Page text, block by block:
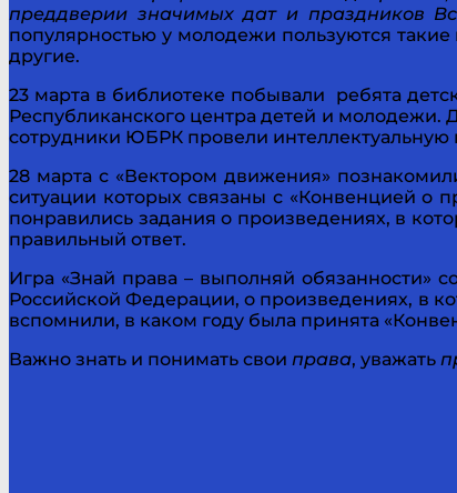
преддверии значимых дат и праздников
популярностью у молодежи пользуются
другие.
23 марта в библиотеке побывали ребята
Республиканского центра детей и молодежи.
сотрудники ЮБРК провели интеллектуальную
28 марта с «Вектором движения»
ситуации которых связаны с «Конвенцией о
понравились задания о произведениях, в
правильный ответ.
Игра «Знай права – выполняй обязанности»
Российской Федерации, о произведениях, в
вспомнили, в каком году была принята
Важно знать и понимать свои права, уважать